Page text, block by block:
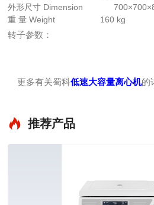
外形尺寸 Dimension
重 量 Weight 160 kg
转子参数：
更多有关蜀科低速大容量离心机的
推荐产品